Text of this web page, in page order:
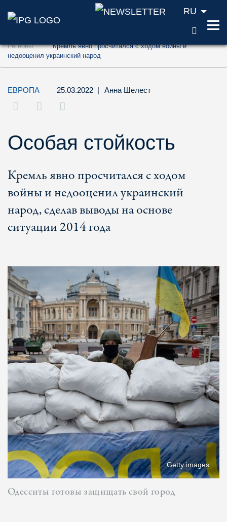
Перейти к содержанию (ключ доступа
Перейти к поиску (ключ доступа '2')
RU
Регионы
Кремль явно просчитался с ходом войны и
недооценил украинский народ
ЕВРОПА 25.03.2022 | Анна Шелест
Особая стойкость
Кремль явно просчитался с ходом
войны и недооценил украинский
народ, сделав выводы на основе
ситуации 2014 года
Getty images
Одесситы готовы защищать свой город